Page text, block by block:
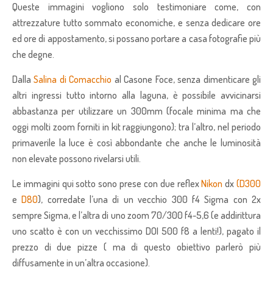
Queste immagini vogliono solo testimoniare come, con
attrezzature tutto sommato economiche, e senza dedicare ore
ed ore di appostamento, si possano portare a casa fotografie più
che degne.
DallaSalina di Comacchio al Casone Foce, senza dimenticare gli
altri ingressi tutto intorno alla laguna, è possibile avvicinarsi
abbastanza per utilizzare un 300mm (focale minima ma che
oggi molti zoom forniti in kit raggiungono); tra l’altro, nel periodo
primaverile la luce è così abbondante che anche le luminosità
non elevate possono rivelarsi utili.
Le immagini qui sotto sono prese con due reflexNikondx(D300
eD80), corredate l’una di un vecchio 300 f4 Sigma con 2x
sempre Sigma, e l’altra di uno zoom 70/300 f4-5,6 (e addirittura
uno scatto è con un vecchissimo DOI 500 f8 a lenti!), pagato il
prezzo di due pizze ( ma di questo obiettivo parlerò più
diffusamente in un’altra occasione).